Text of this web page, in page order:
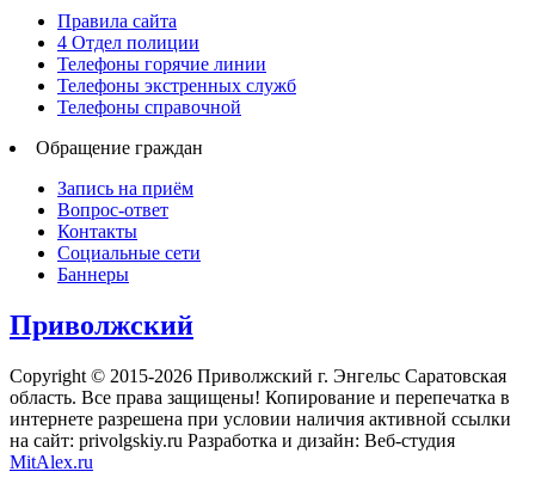
Правила сайта
4 Отдел полиции
Телефоны горячие линии
Телефоны экстренных служб
Телефоны справочной
Обращение граждан
Запись на приём
Вопрос-ответ
Контакты
Социальные сети
Баннеры
Приволжский
Copyright © 2015-2026 Приволжский г. Энгельс Саратовская
область. Все права защищены! Копирование и перепечатка в
интернете разрешена при условии наличия активной ссылки
на сайт: privolgskiy.ru Разработка и дизайн: Веб-студия
MitAlex.ru